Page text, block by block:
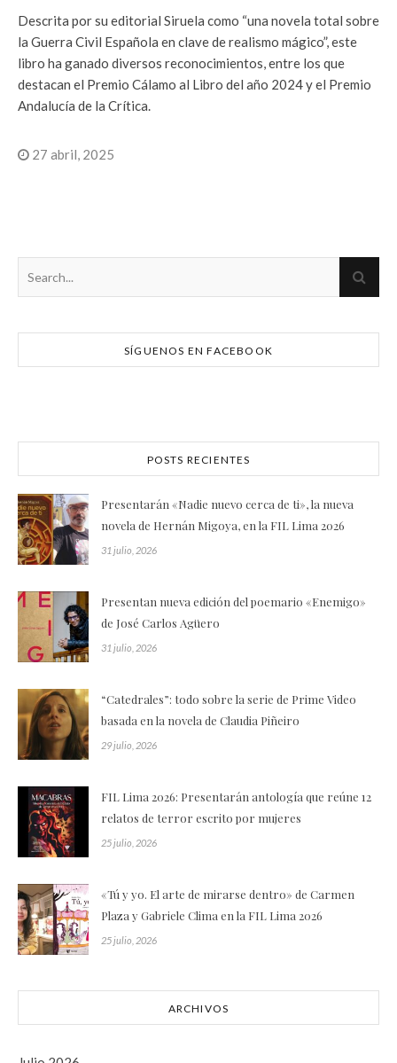
Descrita por su editorial Siruela como “una novela total sobre
la Guerra Civil Española en clave de realismo mágico”, este
libro ha ganado diversos reconocimientos, entre los que
destacan el Premio Cálamo al Libro del año 2024 y el Premio
Andalucía de la Crítica.
27 abril, 2025
SÍGUENOS EN FACEBOOK
POSTS RECIENTES
Presentarán «Nadie nuevo cerca de ti», la nueva
novela de Hernán Migoya, en la FIL Lima 2026
31 julio, 2026
Presentan nueva edición del poemario «Enemigo»
de José Carlos Agüero
31 julio, 2026
“Catedrales”: todo sobre la serie de Prime Video
basada en la novela de Claudia Piñeiro
29 julio, 2026
FIL Lima 2026: Presentarán antología que reúne 12
relatos de terror escrito por mujeres
25 julio, 2026
«Tú y yo. El arte de mirarse dentro» de Carmen
Plaza y Gabriele Clima en la FIL Lima 2026
25 julio, 2026
ARCHIVOS